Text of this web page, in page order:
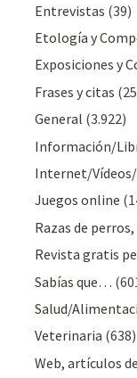
Entrevistas (39)
Etología y
Exposiciones y
Frases y citas
General (3.922)
Información/
Internet/
Juegos online
Razas de
Revista gratis
Sabías que…
Salud/
Veterinaria (638)
Web, artículos